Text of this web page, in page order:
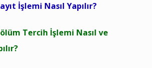
İşlemi Nasıl Yapılır?
Tercih İşlemi Nasıl ve